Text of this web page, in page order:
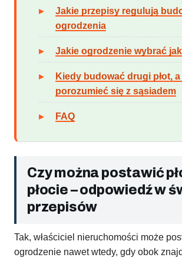
Jakie przepisy regulują
ogrodzenia
Jakie ogrodzenie wybrać
Kiedy budować drugi płot,
porozumieć się z sąsiadem
FAQ
Czy można postawić
płocie – odpowiedź w
przepisów
Tak, właściciel nieruchomości może
ogrodzenie nawet wtedy, gdy obok